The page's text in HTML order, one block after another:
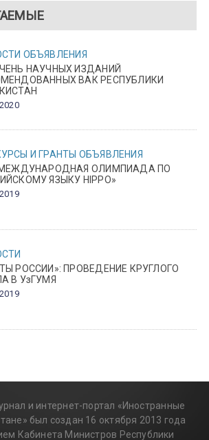
ОБЪЯВЛЕНИЯ
НАУЧНЫХ ИЗДАНИЙ
ВАК РЕСПУБЛИКИ
И ГРАНТЫ ОБЪЯВЛЕНИЯ
МЕЖДУНАРОДНАЯ ОЛИМПИАДА ПО
ЯЗЫКУ HIPPO»
РОССИИ»: ПРОВЕДЕНИЕ КРУГЛОГО
В УзГУМЯ
и интернет-портал «Иностранные
был создан 16 октября 2013 года
Кабинета Министров Республики